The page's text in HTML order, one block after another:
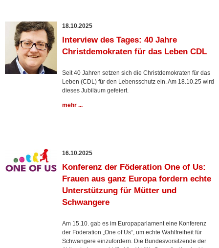
18.10.2025
Interview des Tages: 40 Jahre
Christdemokraten für das Leben CDL
Seit 40 Jahren setzen sich die Christdemokraten für das
Leben (CDL) für den Lebensschutz ein. Am 18.10.25 wird
dieses Jubiläum gefeiert.
mehr ...
16.10.2025
Konferenz der Föderation One of Us:
Frauen aus ganz Europa fordern echte
Unterstützung für Mütter und
Schwangere
Am 15.10. gab es im Europaparlament eine Konferenz
der Föderation „One of Us“, um echte Wahlfreiheit für
Schwangere einzufordern. Die Bundesvorsitzende der